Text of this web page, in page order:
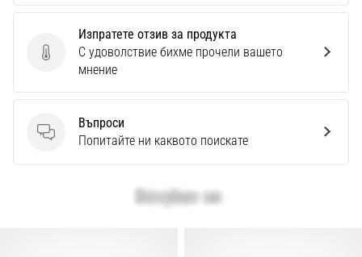
Изпратете отзив за продукта
Изпратете отзив за продукта
С удоволствие бихме прочели вашето
мнение
Въпроси
Въпроси
Попитайте ни каквото поискате